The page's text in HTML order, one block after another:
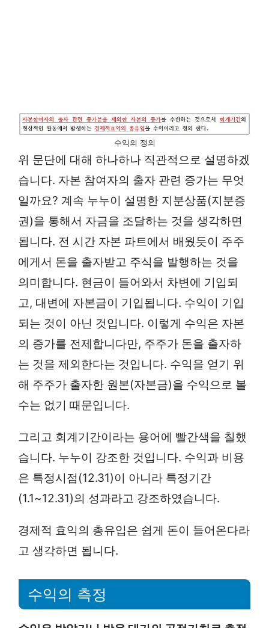
수익의 정의
위 문단에 대해 하나하나 직관적으로 설명하겠
습니다. 자본 참여자의 출자 관련 증가는 무엇
일까요? 계속 누누이 설명한 지분상품(지분증
권)을 통해서 자금을 조달하는 것을 생각하면
됩니다. 전 시간 자본 파트에서 배웠듯이 주주
에게서 돈을 출자받고 주식을 발행하는 것을
의미합니다. 현금이 들어와서 차변에 기입되
고, 대변에 자본금이 기입됩니다. 수익이 기입
되는 것이 아닌 것입니다. 이렇게 수익은 자본
의 증가를 전제합니다만, 주주가 돈을 출자하
는 것을 제외한다는 것입니다. 수익을 얻기 위
해 주주가 출자한 원본(자본금)을 수익으로 볼
수는 없기 때문입니다.
그리고 회계기간이라는 용어에 빨간색을 칠했
습니다. 누누이 강조한 것입니다. 수익과 비용
은 특정시점(12.31)이 아니라 특정기간
(1.1~12.31)의 성과라고 강조하였습니다.
경제적 효익의 총유입은 쉽게 돈이 들어온다라
고 생각하면 됩니다.
수익의 측정